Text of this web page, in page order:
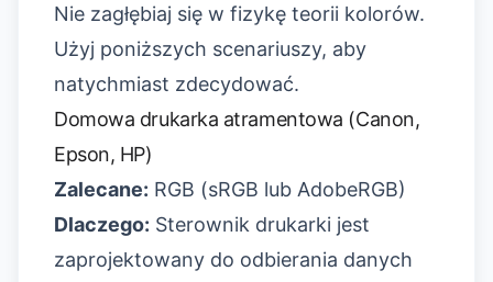
Nie zagłębiaj się w fizykę teorii kolorów.
Użyj poniższych scenariuszy, aby
natychmiast zdecydować.
Domowa drukarka atramentowa (Canon,
Epson, HP)
Zalecane: RGB (sRGB lub AdobeRGB)
Dlaczego: Sterownik drukarki jest
zaprojektowany do odbierania danych